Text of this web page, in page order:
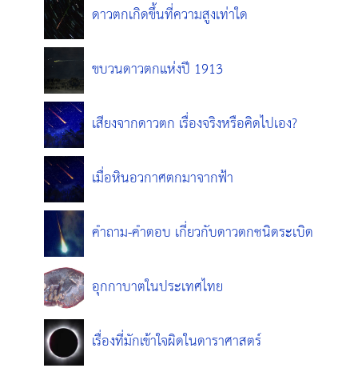
ดาวตกเกิดขึ้นที่ความสูงเท่าใด
ขบวนดาวตกแห่งปี 1913
เสียงจากดาวตก เรื่องจริงหรือคิดไปเอง?
เมื่อหินอวกาศตกมาจากฟ้า
คำถาม-คำตอบ เกี่ยวกับดาวตกชนิดระเบิด
อุกกาบาตในประเทศไทย
เรื่องที่มักเข้าใจผิดในดาราศาสตร์